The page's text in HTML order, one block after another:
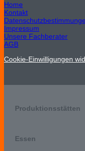
Home
Kontakt
Impressum
Unsere Fachberater
AGB
Cookie-Einwilligungen
Produktionsstätten
Essen